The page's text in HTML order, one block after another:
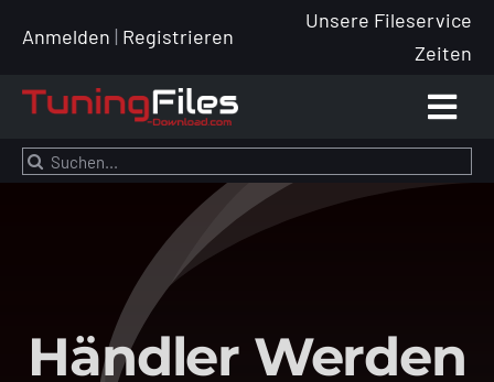
InhaltAnmelden | Registrieren
Unsere Fileservice
Zeiten
Preise
Suche
nach:
Händler Werden